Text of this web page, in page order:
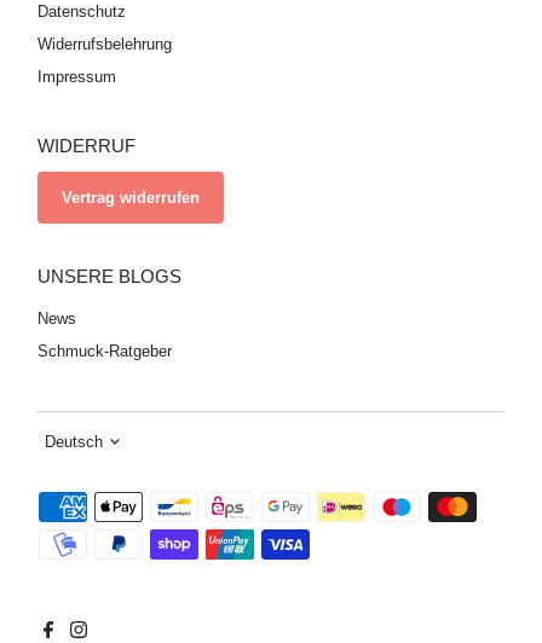
Datenschutz
Widerrufsbelehrung
Impressum
WIDERRUF
Vertrag widerrufen
UNSERE BLOGS
News
Schmuck-Ratgeber
Deutsch